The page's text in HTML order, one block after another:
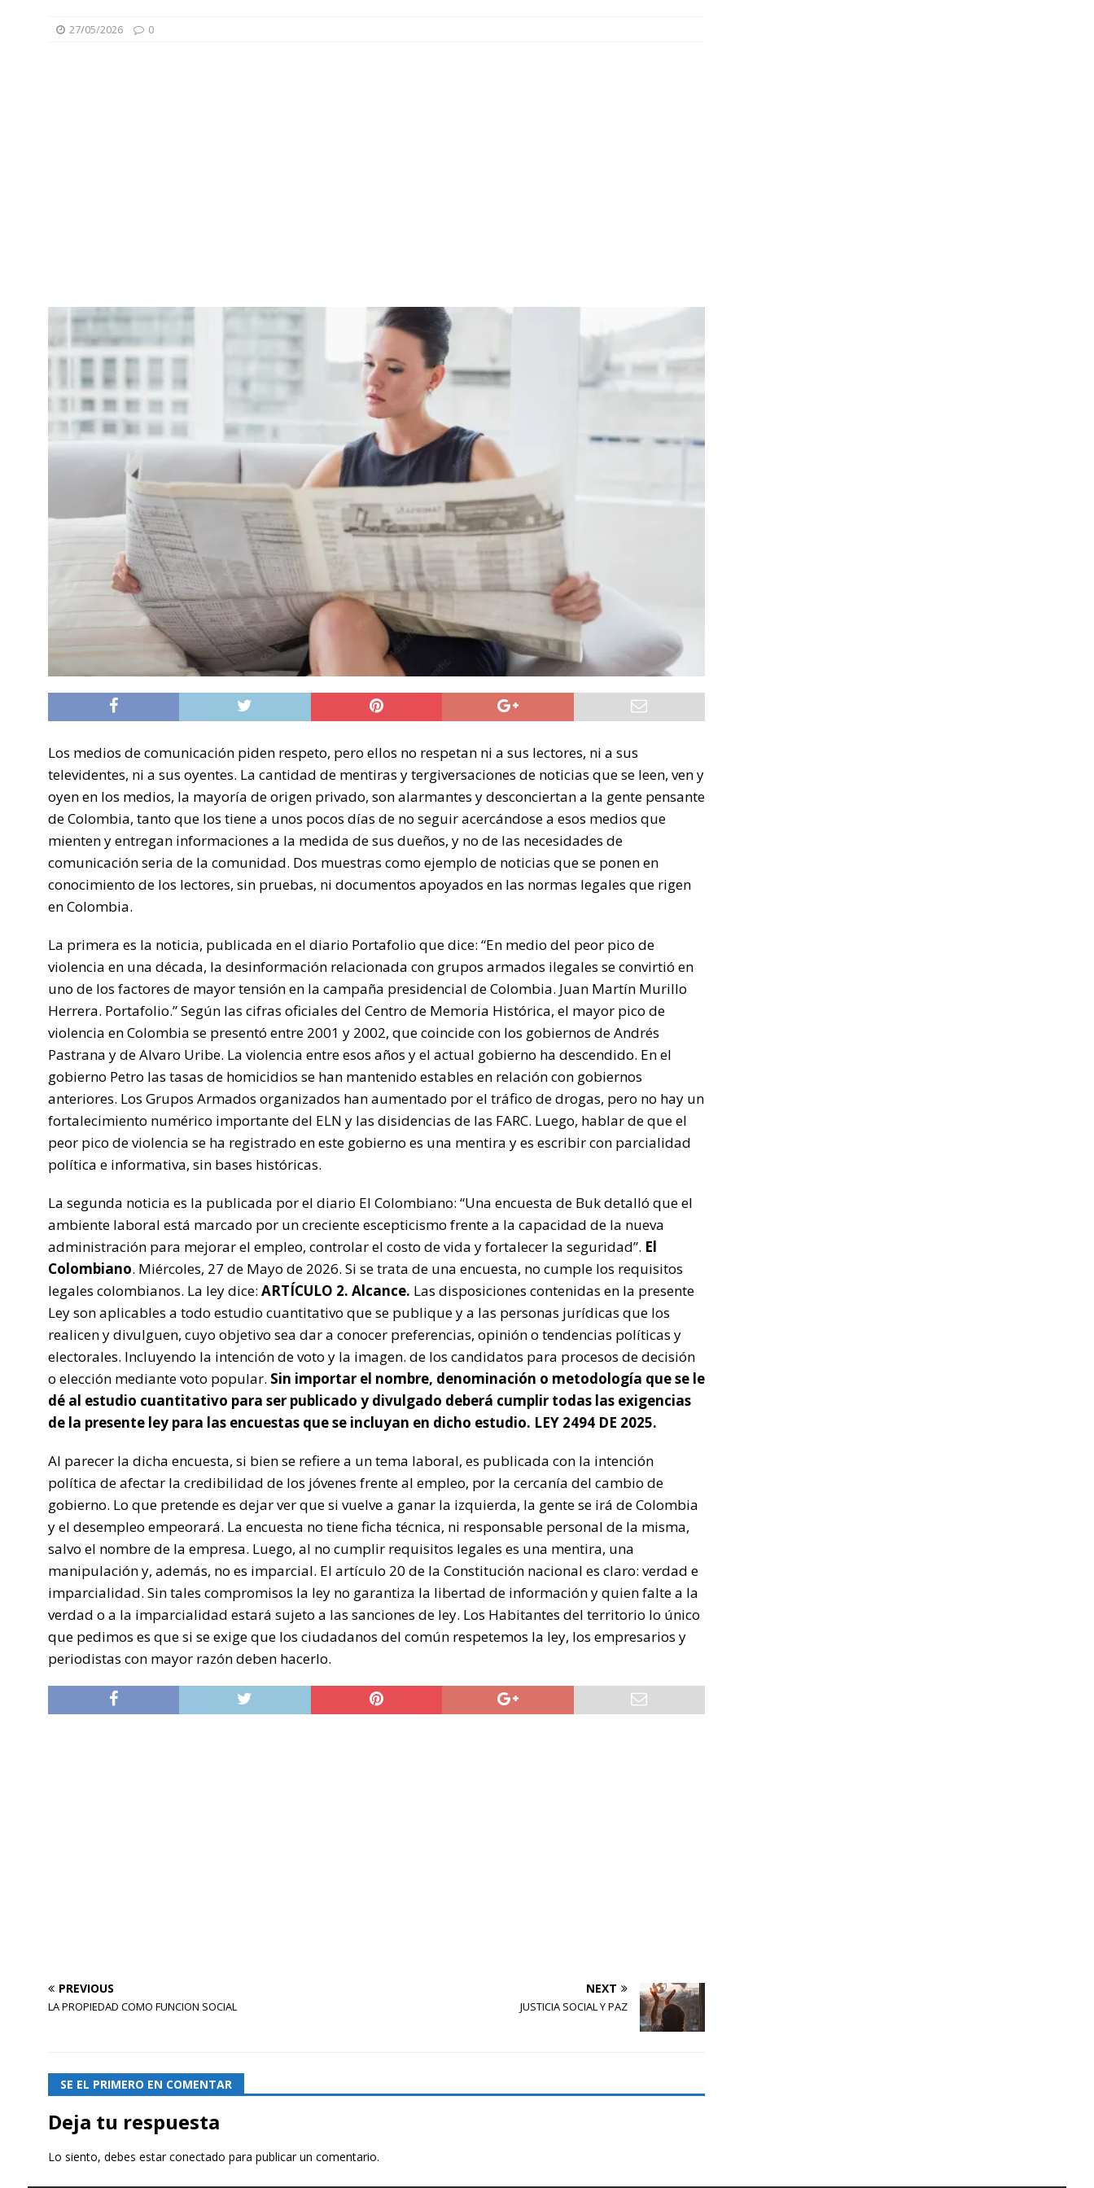
27/05/2026 0
Los medios de comunicación piden respeto, pero ellos no respetan ni a sus lectores, ni a sus
televidentes, ni a sus oyentes. La cantidad de mentiras y tergiversaciones de noticias que se leen, ven y
oyen en los medios, la mayoría de origen privado, son alarmantes y desconciertan a la gente pensante
de Colombia, tanto que los tiene a unos pocos días de no seguir acercándose a esos medios que
mienten y entregan informaciones a la medida de sus dueños, y no de las necesidades de
comunicación seria de la comunidad. Dos muestras como ejemplo de noticias que se ponen en
conocimiento de los lectores, sin pruebas, ni documentos apoyados en las normas legales que rigen
en Colombia.
La primera es la noticia, publicada en el diario Portafolio que dice: “En medio del peor pico de
violencia en una década, la desinformación relacionada con grupos armados ilegales se convirtió en
uno de los factores de mayor tensión en la campaña presidencial de Colombia. Juan Martín Murillo
Herrera. Portafolio.” Según las cifras oficiales del Centro de Memoria Histórica, el mayor pico de
violencia en Colombia se presentó entre 2001 y 2002, que coincide con los gobiernos de Andrés
Pastrana y de Alvaro Uribe. La violencia entre esos años y el actual gobierno ha descendido. En el
gobierno Petro las tasas de homicidios se han mantenido estables en relación con gobiernos
anteriores. Los Grupos Armados organizados han aumentado por el tráfico de drogas, pero no hay un
fortalecimiento numérico importante del ELN y las disidencias de las FARC. Luego, hablar de que el
peor pico de violencia se ha registrado en este gobierno es una mentira y es escribir con parcialidad
política e informativa, sin bases históricas.
La segunda noticia es la publicada por el diario El Colombiano: “Una encuesta de Buk detalló que el
ambiente laboral está marcado por un creciente escepticismo frente a la capacidad de la nueva
administración para mejorar el empleo, controlar el costo de vida y fortalecer la seguridad”. El
Colombiano. Miércoles, 27 de Mayo de 2026. Si se trata de una encuesta, no cumple los requisitos
legales colombianos. La ley dice: ARTÍCULO 2. Alcance. Las disposiciones contenidas en la presente
Ley son aplicables a todo estudio cuantitativo que se publique y a las personas jurídicas que los
realicen y divulguen, cuyo objetivo sea dar a conocer preferencias, opinión o tendencias políticas y
electorales. Incluyendo la intención de voto y la imagen. de los candidatos para procesos de decisión
o elección mediante voto popular. Sin importar el nombre, denominación o metodología que se le
dé al estudio cuantitativo para ser publicado y divulgado deberá cumplir todas las exigencias
de la presente ley para las encuestas que se incluyan en dicho estudio. LEY 2494 DE 2025.
Al parecer la dicha encuesta, si bien se refiere a un tema laboral, es publicada con la intención
política de afectar la credibilidad de los jóvenes frente al empleo, por la cercanía del cambio de
gobierno. Lo que pretende es dejar ver que si vuelve a ganar la izquierda, la gente se irá de Colombia
y el desempleo empeorará. La encuesta no tiene ficha técnica, ni responsable personal de la misma,
salvo el nombre de la empresa. Luego, al no cumplir requisitos legales es una mentira, una
manipulación y, además, no es imparcial. El artículo 20 de la Constitución nacional es claro: verdad e
imparcialidad. Sin tales compromisos la ley no garantiza la libertad de información y quien falte a la
verdad o a la imparcialidad estará sujeto a las sanciones de ley. Los Habitantes del territorio lo único
que pedimos es que si se exige que los ciudadanos del común respetemos la ley, los empresarios y
periodistas con mayor razón deben hacerlo.
PREVIOUS
LA PROPIEDAD COMO FUNCION SOCIAL
NEXT
JUSTICIA SOCIAL Y PAZ
SE EL PRIMERO EN COMENTAR
Deja tu respuesta
Lo siento, debes estarconectado para publicar un comentario.